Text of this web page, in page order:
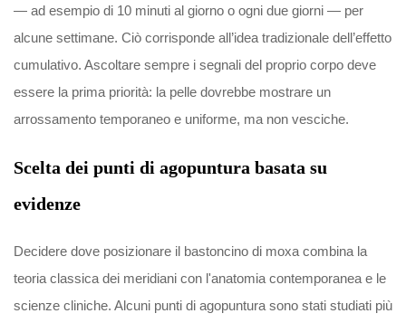
— ad esempio di 10 minuti al giorno o ogni due giorni — per
alcune settimane. Ciò corrisponde all’idea tradizionale dell’effetto
cumulativo. Ascoltare sempre i segnali del proprio corpo deve
essere la prima priorità: la pelle dovrebbe mostrare un
arrossamento temporaneo e uniforme, ma non vesciche.
Scelta dei punti di agopuntura basata su
evidenze
Decidere dove posizionare il bastoncino di moxa combina la
teoria classica dei meridiani con l'anatomia contemporanea e le
scienze cliniche. Alcuni punti di agopuntura sono stati studiati più